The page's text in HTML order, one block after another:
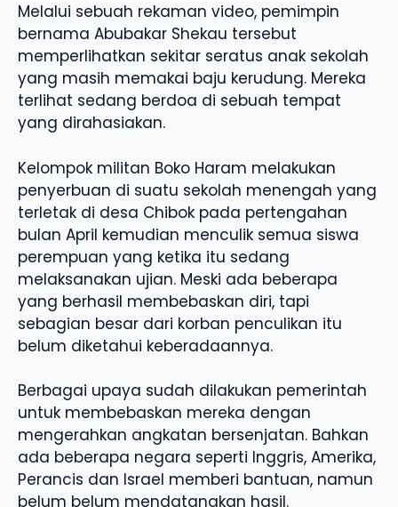
Melalui sebuah rekaman video, pemimpin
bernama Abubakar Shekau tersebut
memperlihatkan sekitar seratus anak sekolah
yang masih memakai baju kerudung. Mereka
terlihat sedang berdoa di sebuah tempat
yang dirahasiakan.
Kelompok militan Boko Haram melakukan
penyerbuan di suatu sekolah menengah yang
terletak di desa Chibok pada pertengahan
bulan April kemudian menculik semua siswa
perempuan yang ketika itu sedang
melaksanakan ujian. Meski ada beberapa
yang berhasil membebaskan diri, tapi
sebagian besar dari korban penculikan itu
belum diketahui keberadaannya.
Berbagai upaya sudah dilakukan pemerintah
untuk membebaskan mereka dengan
mengerahkan angkatan bersenjatan. Bahkan
ada beberapa negara seperti Inggris, Amerika,
Perancis dan Israel memberi bantuan, namun
belum belum mendatangkan hasil.